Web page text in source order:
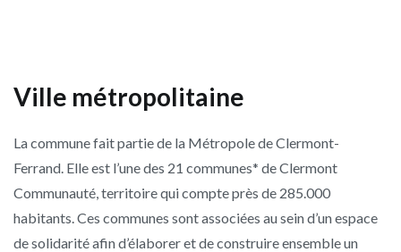
Ville métropolitaine
La commune fait partie de la Métropole de Clermont-
Ferrand. Elle est l’une des 21 communes* de Clermont
Communauté, territoire qui compte près de 285.000
habitants. Ces communes sont associées au sein d’un espace
de solidarité afin d’élaborer et de construire ensemble un